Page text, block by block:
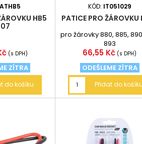
HB5
(s DPH)
ZÍTRA
do košíku
KÓD: IT051029
PATICE PRO ŽÁROVKU
pro žárovky 880, 885,
893
Cena
66,55 Kč (s DPH)
ODEŠLEME ZÍTRA
Přidat do košíku